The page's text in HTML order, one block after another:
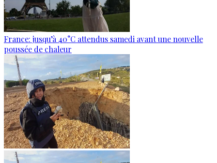
France: jusqu’à 40°C attendus samedi avant une nouvelle
poussée de chaleur